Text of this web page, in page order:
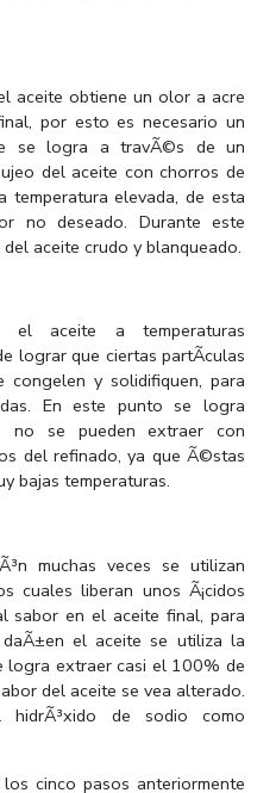
aceite obtiene un olor a acre
por esto es necesario un
se logra a travÃ©s de un
del aceite con chorros de
elevada, de esta
no deseado. Durante este
aceite crudo y blanqueado.
aceite a temperaturas
lograr que ciertas partÃ­culas
y solidifiquen, para
En este punto se logra
no se pueden extraer con
del refinado, ya que Ã©stas
bajas temperaturas.
muchas veces se utilizan
cuales liberan unos Ã¡cidos
sabor en el aceite final, para
el aceite se utiliza la
logra extraer casi el 100% de
del aceite se vea alterado.
de sodio como
cinco pasos anteriormente